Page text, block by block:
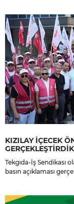
KIZILAY İÇECEK
GERÇEKLEŞTİRDİK
Tekgıda-İş Sendikası
basın açıklaması